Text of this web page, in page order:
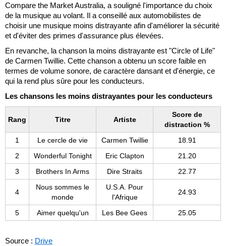
Compare the Market Australia, a souligné l'importance du choix
de la musique au volant. Il a conseillé aux automobilistes de
choisir une musique moins distrayante afin d'améliorer la sécurité
et d'éviter des primes d'assurance plus élevées.
En revanche, la chanson la moins distrayante est "Circle of Life"
de Carmen Twillie. Cette chanson a obtenu un score faible en
termes de volume sonore, de caractère dansant et d'énergie, ce
qui la rend plus sûre pour les conducteurs.
Les chansons les moins distrayantes pour les conducteurs
Rang Titre Artiste
Score de
distraction %
1
Le cercle de vie Carmen Twillie
18.91
2
Wonderful Tonight Eric Clapton
21.20
3
Brothers In Arms Dire Straits 22.77
4
Nous sommes le
monde
U.S.A. Pour
l'Afrique
24.93
5 Aimer quelqu'un Les Bee Gees 25.05
Source : Drive